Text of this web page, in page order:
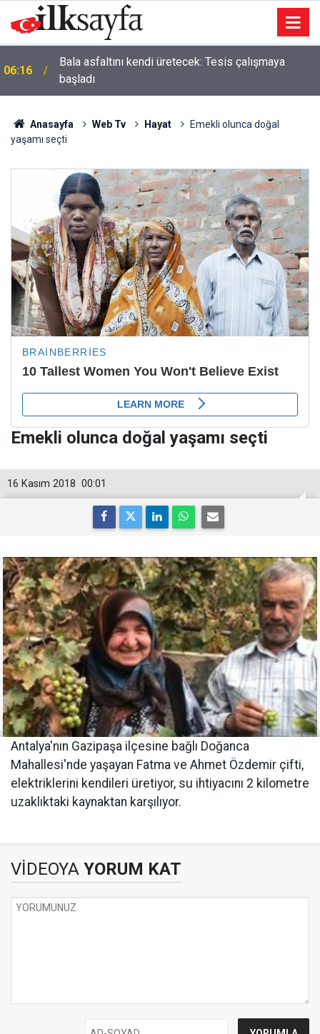
06:16
Bala asfaltını kendi üretecek: Tesis çalışmaya
başladı
Anasayfa Web Tv Hayat
Emekli olunca doğal
yaşamı seçti
Emekli olunca doğal yaşamı seçti
00:01
16 Kasım 2018
Antalya'nın Gazipaşa ilçesine bağlı Doğanca
Mahallesi'nde yaşayan Fatma ve Ahmet Özdemir çifti,
elektriklerini kendileri üretiyor, su ihtiyacını 2 kilometre
uzaklıktaki kaynaktan karşılıyor.
VİDEOYA YORUM KAT